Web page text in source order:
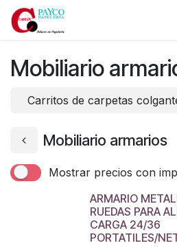
Ir al contenido
Mobiliario
Carritos de carpetas
Mobiliario armarios
Mostrar precios con
ARMARIO
RUEDAS PARA
CARGA 24/36
PORTATILES/